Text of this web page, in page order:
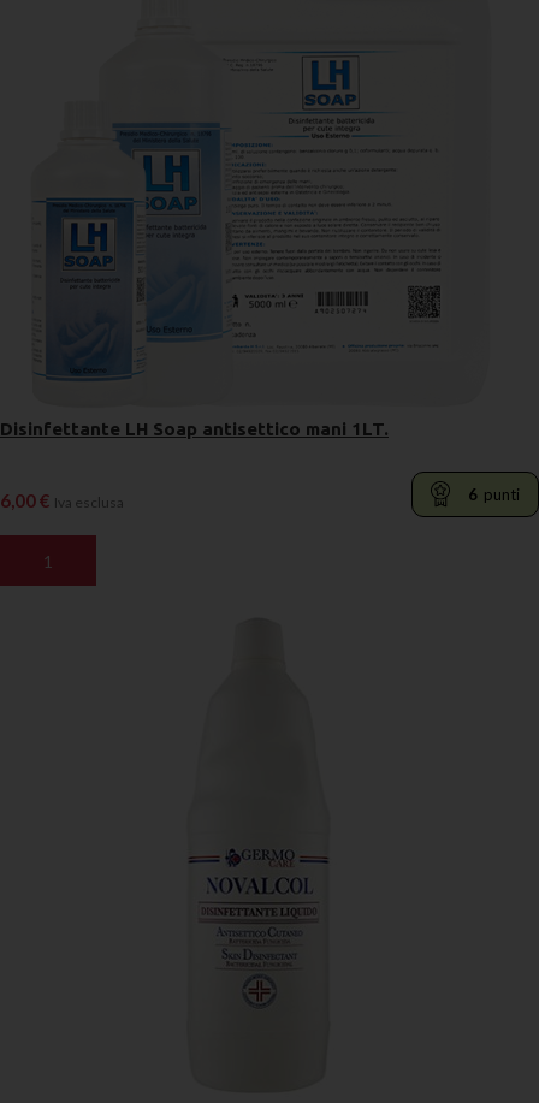
Disinfettante LH Soap antisettico mani 1LT.
6,00€ Iva esclusa 6 punti
AGGIUNGI AL CARRELLO